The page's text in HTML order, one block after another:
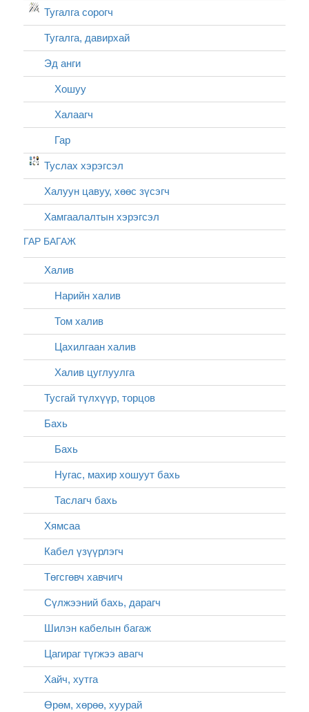
Тугалга сорогч
Тугалга, давирхай
Эд анги
Хошуу
Халаагч
Гар
Туслах хэрэгсэл
Халуун цавуу, хөөс зүсэгч
Хамгаалалтын хэрэгсэл
ГАР БАГАЖ
Халив
Нарийн халив
Том халив
Цахилгаан халив
Халив цуглуулга
Тусгай түлхүүр, торцов
Бахь
Бахь
Нугас, махир хошуут бахь
Таслагч бахь
Хямсаа
Кабел үзүүрлэгч
Төгсгөвч хавчигч
Сүлжээний бахь, дарагч
Шилэн кабелын багаж
Цагираг түгжээ авагч
Хайч, хутга
Өрөм, хөрөө, хуурай